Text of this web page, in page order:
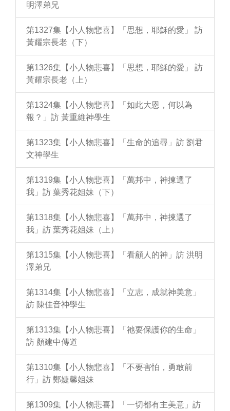
明澤弟兄
第1327集【小人物悲喜】「思想，耶穌的愛」 訪
黃耀宗長老（下）
第1326集【小人物悲喜】「思想，耶穌的愛」 訪
黃耀宗長老（上）
第1324集【小人物悲喜】「如此大恩，何以為
報？」訪 黃重維神學生
第1323集【小人物悲喜】「生命的追尋」訪 劉君
文神學生
第1319集【小人物悲喜】「萬邦中，神揀選了
我」訪 葉秀花姐妹（下）
第1318集【小人物悲喜】「萬邦中，神揀選了
我」訪 葉秀花姐妹（上）
第1315集【小人物悲喜】「看顧人的神」訪 洪明
澤弟兄
第1314集【小人物悲喜】「立志，成就神美意」
訪 陳佳音神學生
第1313集【小人物悲喜】「祂要保護你的生命」
訪 顏建中傳道
第1310集【小人物悲喜】「不要害怕，勇敢前
行」訪 鄭婕馨姐妹
第1309集【小人物悲喜】「一切都有主美意」訪